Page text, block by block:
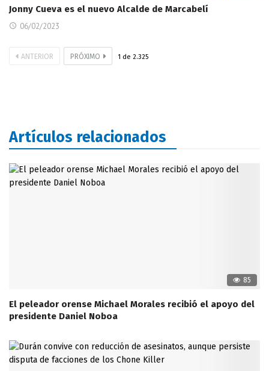
Jonny Cueva es el nuevo Alcalde de Marcabelí
06/02/2023
ANTERIOR PRÓXIMO 1 de 2.325
Artículos relacionados
85
El peleador orense Michael Morales recibió el apoyo del
presidente Daniel Noboa